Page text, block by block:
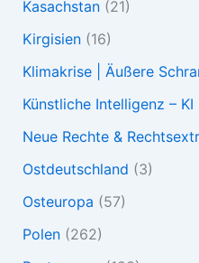
Kasachstan(21)
Kirgisien(16)
Klimakrise | Äußere
Künstliche Intelligenz – KI
Neue Rechte &
Ostdeutschland (3)
Osteuropa (57)
Polen(262)